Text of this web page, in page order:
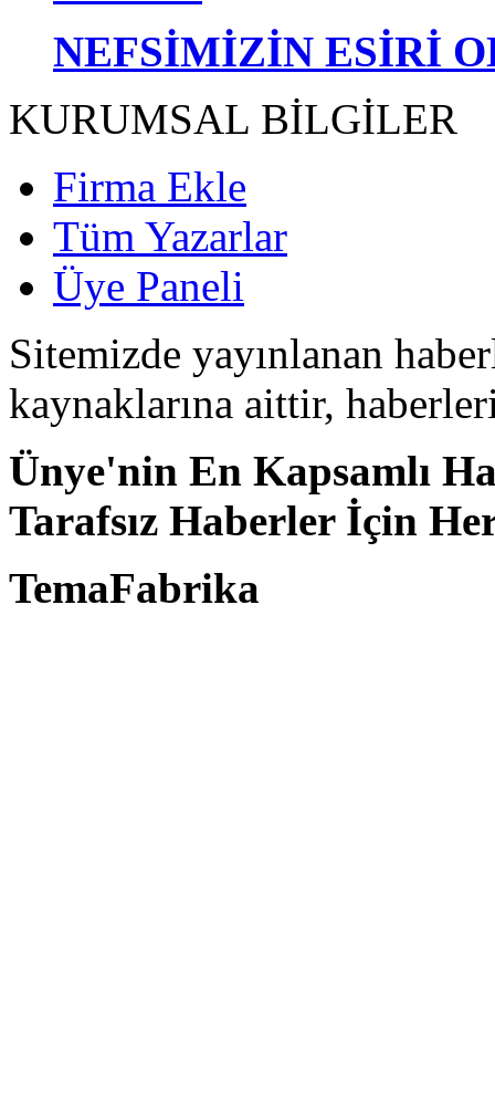
NEFSİMİZİN ESİRİ
KURUMSAL BİLGİLER
Firma Ekle
Tüm Yazarlar
Üye Paneli
Sitemizde yayınlanan
kaynaklarına aittir,
Ünye'nin En Kapsamlı
Tarafsız Haberler İçin
TemaFabrika